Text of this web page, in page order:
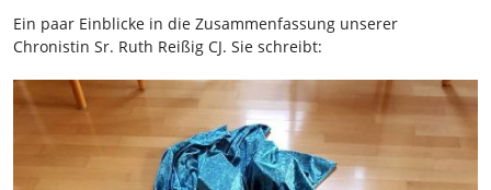
Ein paar Einblicke in die Zusammenfassung unserer
Chronistin Sr. Ruth Reißig CJ. Sie schreibt: